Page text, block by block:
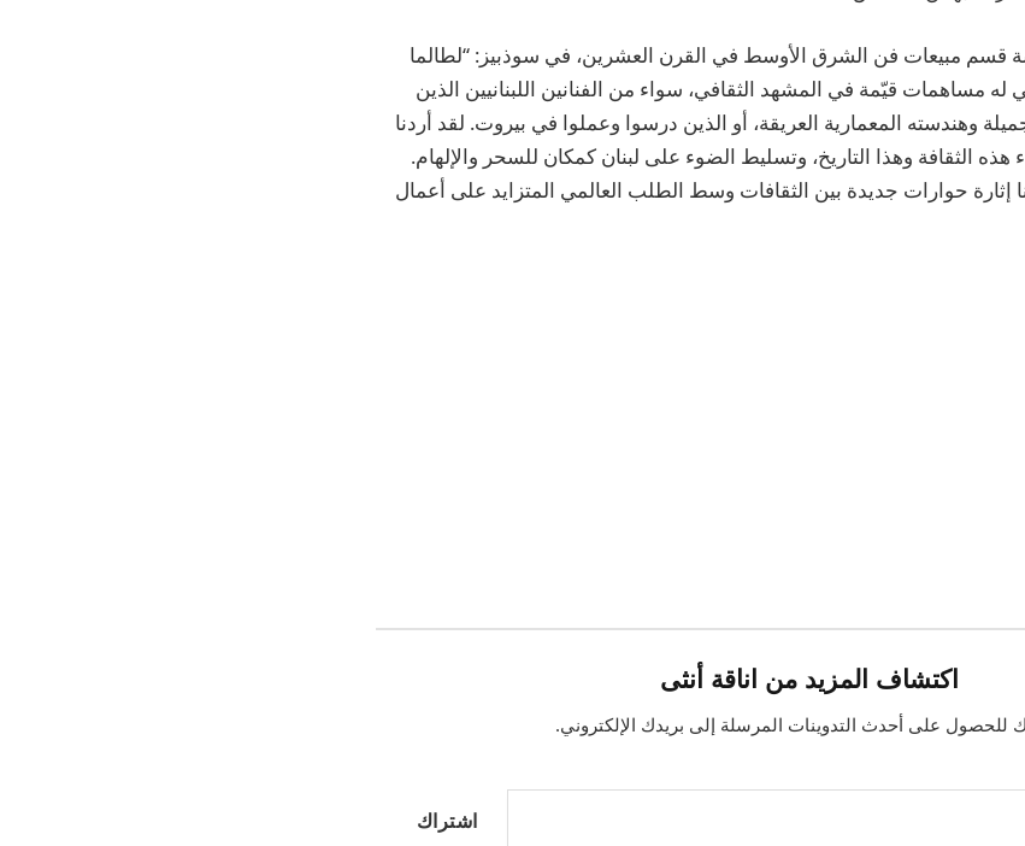
قسم مبيعات فن الشرق الأوسط في القرن العشرين، في سوذبيز: “لطالما
له مساهمات قيّمة في المشهد الثقافي، سواء من الفنانين اللبنانيين الذين
وهندسته المعمارية العريقة، أو الذين درسوا وعملوا في بيروت. لقد أردنا
هذه الثقافة وهذا التاريخ، وتسليط الضوء على لبنان كمكان للسحر والإلهام.
إثارة حوارات جديدة بين الثقافات وسط الطلب العالمي المتزايد على أعمال
اكتشاف المزيد من اناقة أنثى
للحصول على أحدث التدوينات المرسلة إلى بريدك الإلكتروني.
اشتراك